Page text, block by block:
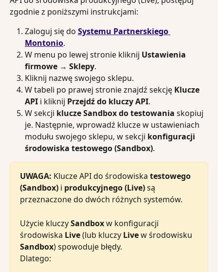
zgodnie z poniższymi instrukcjami:
Zaloguj się do Systemu Partnerskiego
Montonio.
W menu po lewej stronie kliknij Ustawienia
firmowe → Sklepy.
Kliknij nazwę swojego sklepu.
W tabeli po prawej stronie znajdź sekcję Klucze
API i kliknij Przejdź do kluczy API.
W sekcji klucze Sandbox do testowania skopiuj
je. Następnie, wprowadź klucze w ustawieniach
modułu swojego sklepu, w sekcji konfiguracji
środowiska testowego (Sandbox).
UWAGA: Klucze API do środowiska testowego
(Sandbox) i produkcyjnego (Live) są
przeznaczone do dwóch różnych systemów.
Użycie kluczy Sandbox w konfiguracji
środowiska Live (lub kluczy Live w środowisku
Sandbox) spowoduje błędy.
Dlatego: